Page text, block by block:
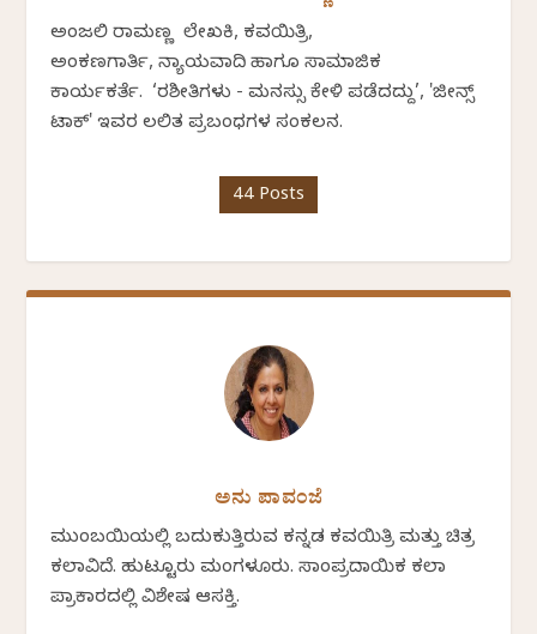
ಅಂಜಲಿ ರಾಮಣ್ಣ ಲೇಖಕಿ, ಕವಯಿತ್ರಿ,
ಅಂಕಣಗಾರ್ತಿ, ನ್ಯಾಯವಾದಿ ಹಾಗೂ ಸಾಮಾಜಿಕ
ಕಾರ್ಯಕರ್ತೆ. ‘ರಶೀತಿಗಳು - ಮನಸ್ಸು ಕೇಳಿ ಪಡೆದದ್ದು’, 'ಜೀನ್ಸ್
ಟಾಕ್' ಇವರ ಲಲಿತ ಪ್ರಬಂಧಗಳ ಸಂಕಲನ.
44 Posts
ಅನು ಪಾವಂಜೆ
ಮುಂಬಯಿಯಲ್ಲಿ ಬದುಕುತ್ತಿರುವ ಕನ್ನಡ ಕವಯಿತ್ರಿ ಮತ್ತು ಚಿತ್ರ
ಕಲಾವಿದೆ. ಹುಟ್ಟೂರು ಮಂಗಳೂರು. ಸಾಂಪ್ರದಾಯಿಕ ಕಲಾ
ಪ್ರಾಕಾರದಲ್ಲಿ ವಿಶೇಷ ಆಸಕ್ತಿ.